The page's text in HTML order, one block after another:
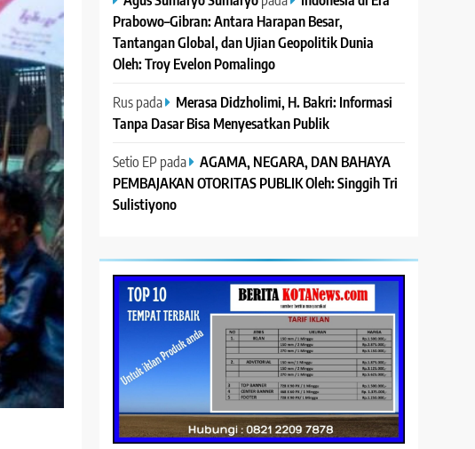
Prabowo–Gibran: Antara Harapan Besar,
Tantangan Global, dan Ujian Geopolitik Dunia
Oleh: Troy Evelon Pomalingo
Ruspada
Merasa Didzholimi, H. Bakri: Informasi
Tanpa Dasar Bisa Menyesatkan Publik
Setio EP pada AGAMA, NEGARA, DAN BAHAYA
PEMBAJAKAN OTORITAS PUBLIK Oleh: Singgih Tri
Sulistiyono